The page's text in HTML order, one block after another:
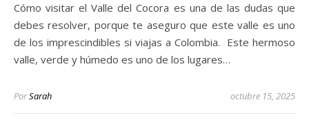
Cómo visitar el Valle del Cocora es una de las dudas que
debes resolver, porque te aseguro que este valle es uno
de los imprescindibles si viajas a Colombia. Este hermoso
valle, verde y húmedo es uno de los lugares…
PorSarah octubre 15, 2025